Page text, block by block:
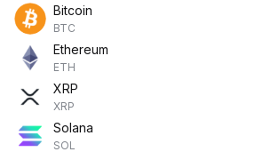
Bitcoin
BTC
Ethereum
ETH
XRP
XRP
Solana
SOL